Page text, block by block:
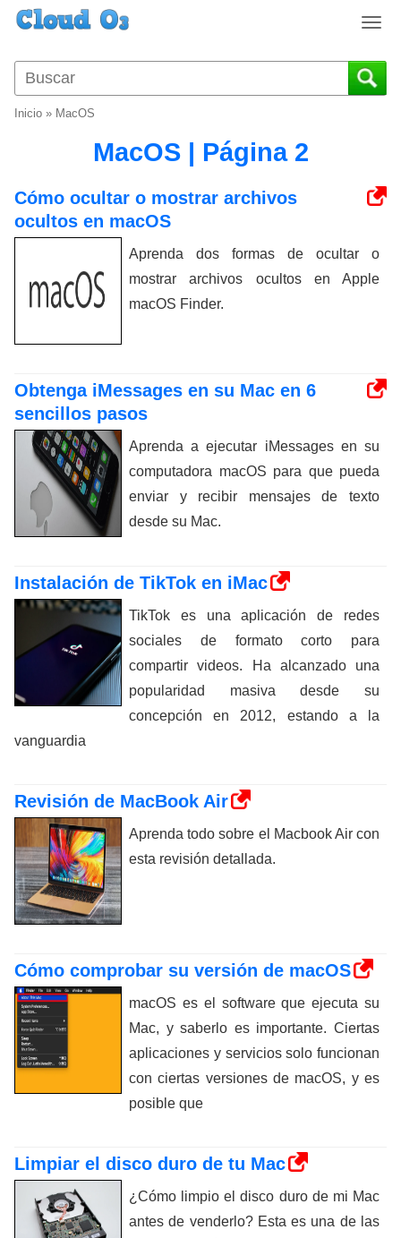
T
g
g
i
t
i
Inicio » MacOS
MacOS | Página 2
Cómo ocultar o mostrar archivos
ocultos en macOS
Aprenda dos formas de ocultar o
mostrar archivos ocultos en Apple
macOS Finder.
Obtenga iMessages en su Mac en 6
sencillos pasos
Aprenda a ejecutar iMessages en su
computadora macOS para que pueda
enviar y recibir mensajes de texto
desde su Mac.
Instalación de TikTok en iMac
TikTok es una aplicación de redes
sociales de formato corto para
compartir videos. Ha alcanzado una
popularidad masiva desde su
concepción en 2012, estando a la
vanguardia
Revisión de MacBook Air
Aprenda todo sobre el Macbook Air con
esta revisión detallada.
Cómo comprobar su versión de macOS
macOS es el software que ejecuta su
Mac, y saberlo es importante. Ciertas
aplicaciones y servicios solo funcionan
con ciertas versiones de macOS, y es
posible que
Limpiar el disco duro de tu Mac
¿Cómo limpio el disco duro de mi Mac
antes de venderlo? Esta es una de las